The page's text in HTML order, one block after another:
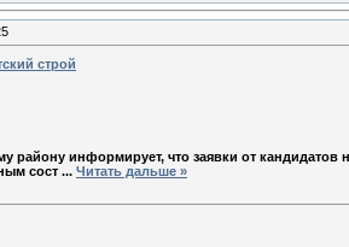
строй
району информирует, что заявки от
сост ... Читать дальше »